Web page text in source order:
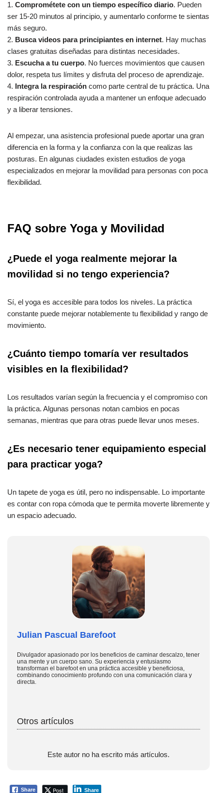
1. Comprométete con un tiempo específico diario. Pueden
ser 15-20 minutos al principio, y aumentarlo conforme te sientas
más seguro.
2. Busca videos para principiantes en internet. Hay muchas
clases gratuitas diseñadas para distintas necesidades.
3. Escucha a tu cuerpo. No fuerces movimientos que causen
dolor, respeta tus límites y disfruta del proceso de aprendizaje.
4. Integra la respiración como parte central de tu práctica. Una
respiración controlada ayuda a mantener un enfoque adecuado
y a liberar tensiones.
Al empezar, una asistencia profesional puede aportar una gran
diferencia en la forma y la confianza con la que realizas las
posturas. En algunas ciudades existen estudios de yoga
especializados en mejorar la movilidad para personas con poca
flexibilidad.
FAQ sobre Yoga y Movilidad
¿Puede el yoga realmente mejorar la
movilidad si no tengo experiencia?
Sí, el yoga es accesible para todos los niveles. La práctica
constante puede mejorar notablemente tu flexibilidad y rango de
movimiento.
¿Cuánto tiempo tomaría ver resultados
visibles en la flexibilidad?
Los resultados varían según la frecuencia y el compromiso con
la práctica. Algunas personas notan cambios en pocas
semanas, mientras que para otras puede llevar unos meses.
¿Es necesario tener equipamiento especial
para practicar yoga?
Un tapete de yoga es útil, pero no indispensable. Lo importante
es contar con ropa cómoda que te permita moverte libremente y
un espacio adecuado.
Julian Pascual Barefoot
Divulgador apasionado por los beneficios de caminar descalzo, tener
una mente y un cuerpo sano. Su experiencia y entusiasmo
transforman el barefoot en una práctica accesible y beneficiosa,
combinando conocimiento profundo con una comunicación clara y
directa.
Otros artículos
Este autor no ha escrito más artículos.
Share Post Share